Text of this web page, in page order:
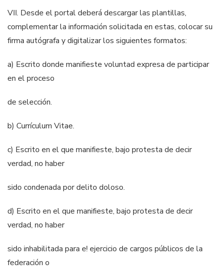
VII. Desde el portal deberá descargar las plantillas,
complementar la información solicitada en estas, colocar su
firma autógrafa y digitalizar los siguientes formatos:
a) Escrito donde manifieste voluntad expresa de participar
en el proceso
de selección.
b) Currículum Vitae.
c) Escrito en el que manifieste, bajo protesta de decir
verdad, no haber
sido condenada por delito doloso.
d) Escrito en el que manifieste, bajo protesta de decir
verdad, no haber
sido inhabilitada para e! ejercicio de cargos públicos de la
federación o